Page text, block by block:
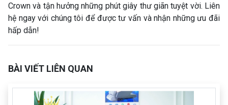
Crown và tận hưởng những phút giây thư giãn tuyệt vời. Liên
hệ ngay với chúng tôi để được tư vấn và nhận những ưu đãi
hấp dẫn!
BÀI VIẾT LIÊN QUAN